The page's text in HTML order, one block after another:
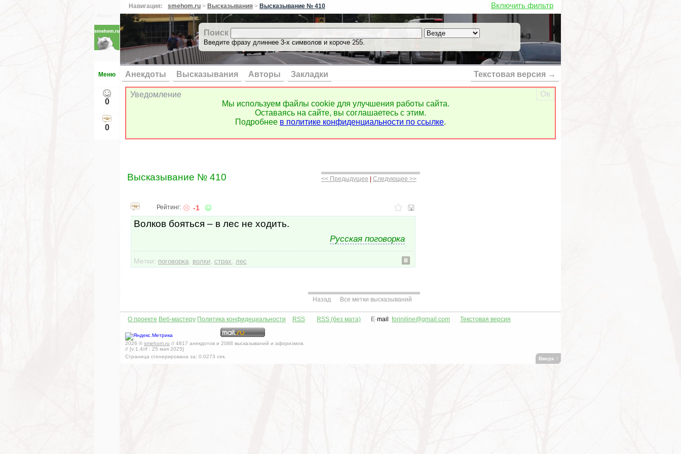
Меню
0
0
Включить фильтр
Навигация: smehom.ru > Высказывания > Высказывание № 410
Поиск
Введите фразу длиннее 3-х символов и короче 255.
Анекдоты Высказывания Авторы Закладки Текстовая версия →
Ок
Уведомление
Мы используем файлы cookie для улучшения работы сайта.
Оставаясь на сайте, вы соглашаетесь с этим.
Подробнее в политике конфиденциальности по ссылке.
<< Предыдущее Следующее >>
Высказывание № 410
Рейтинг: -1
Волков бояться – в лес не ходить.
Русская поговорка
Метки: поговорка волки страх лес
Назад Все метки высказываний
О проекте Веб-мастеру Политика конфидециальности RSS RSS (без мата) E-mail : foriniline@gmail.com Текстовая версия
2026 © smehom.ru // 4817 анекдотов и 2088 высказываний и афоризмов.
// [v:1.4/rf : 25 мая 2025]
Страница сгенерирована за: 0.0273 сек. Вверх ↑